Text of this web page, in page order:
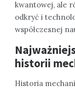
kwantowej, ale
odkryć i
współczesnej
historii
Historia